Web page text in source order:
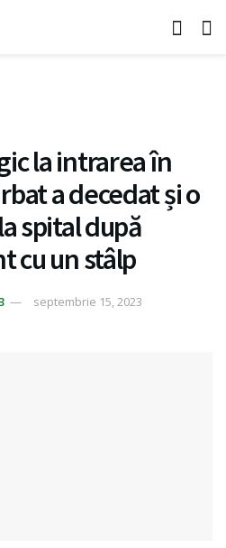
la intrarea în
a decedat și o
spital după
cu un stâlp
septembrie 15, 2023